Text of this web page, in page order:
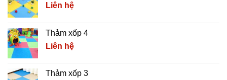
Liên hệ
Thảm xốp 4
Liên hệ
Thảm xốp 3